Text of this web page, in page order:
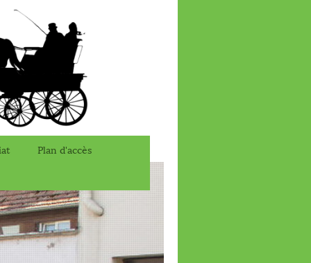
Plan d'accès